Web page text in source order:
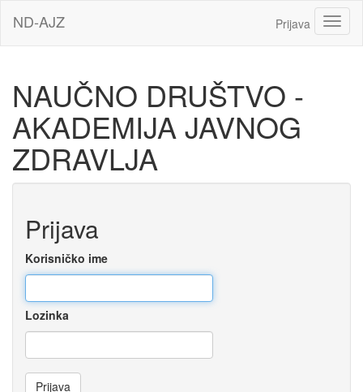
ND-AJZ Prijava
NAUČNO DRUŠTVO -
AKADEMIJA JAVNOG
ZDRAVLJA
za
kreiranje
novog
korisničkog
Prijava
Korisničko ime
Lozinka